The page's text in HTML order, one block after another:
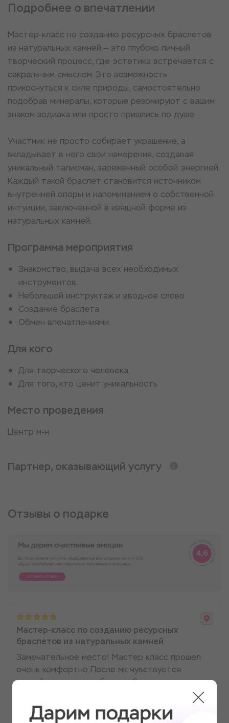
Подробнее о впечатлении
Мастер-класс по созданию ресурсных браслетов
из натуральных камней — это глубоко личный
творческий процесс, где эстетика встречается с
сакральным смыслом. Это возможность
прикоснуться к силе природы, самостоятельно
подобрав минералы, которые резонируют с вашим
знаком зодиака или просто пришлись по душе.
Участник не просто собирает украшение, а
вкладывает в него свои намерения, создавая
уникальный талисман, заряженный особой энергией.
Каждый такой браслет становится источником
внутренней опоры и напоминанием о собственной
интуиции, заключенной в изящной форме из
натуральных камней.
Программа мероприятия
Знакомство, выдача всех необходимых
инструментов
Небольшой инструктаж и вводное слово
Создание браслета
Обмен впечатлениями
Для кого
Для творческого человека
Для того, кто ценит уникальность
Место проведения
Центр м-н
Партнер, оказывающий услугу
Отзывы о подарке
Мастер-класс по созданию ресурсных
браслетов из натуральных камней
Замечательное место! Мастер класс прошел
очень комфортно После мк чувствуется
спокойствие, расслабление С удовольствием